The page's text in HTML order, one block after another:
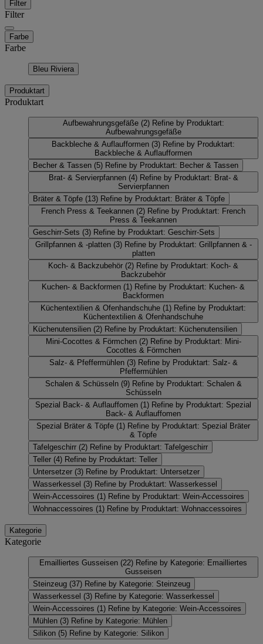
Filter
Filter
Farbe
Farbe
Bleu Riviera
Produktart
Produktart
Aufbewahrungsgefäße (2) Refine by Produktart:
Aufbewahrungsgefäße
Backbleche & Auflaufformen (3) Refine by Produktart:
Backbleche & Auflaufformen
Becher & Tassen (5) Refine by Produktart: Becher & Tassen
Brat- & Servierpfannen (4) Refine by Produktart: Brat- &
Servierpfannen
Bräter & Töpfe (13) Refine by Produktart: Bräter & Töpfe
French Press & Teekannen (2) Refine by Produktart: French
Press & Teekannen
Geschirr-Sets (3) Refine by Produktart: Geschirr-Sets
Grillpfannen & -platten (3) Refine by Produktart: Grillpfannen & -
platten
Koch- & Backzubehör (2) Refine by Produktart: Koch- &
Backzubehör
Kuchen- & Backformen (1) Refine by Produktart: Kuchen- &
Backformen
Küchentextilien & Ofenhandschuhe (1) Refine by Produktart:
Küchentextilien & Ofenhandschuhe
Küchenutensilien (2) Refine by Produktart: Küchenutensilien
Mini-Cocottes & Förmchen (2) Refine by Produktart: Mini-
Cocottes & Förmchen
Salz- & Pfeffermühlen (3) Refine by Produktart: Salz- &
Pfeffermühlen
Schalen & Schüsseln (9) Refine by Produktart: Schalen &
Schüsseln
Spezial Back- & Auflauffomen (1) Refine by Produktart: Spezial
Back- & Auflauffomen
Spezial Bräter & Töpfe (1) Refine by Produktart: Spezial Bräter
& Töpfe
Tafelgeschirr (2) Refine by Produktart: Tafelgeschirr
Teller (4) Refine by Produktart: Teller
Untersetzer (3) Refine by Produktart: Untersetzer
Wasserkessel (3) Refine by Produktart: Wasserkessel
Wein-Accessoires (1) Refine by Produktart: Wein-Accessoires
Wohnaccessoires (1) Refine by Produktart: Wohnaccessoires
Kategorie
Kategorie
Emailliertes Gusseisen (22) Refine by Kategorie: Emailliertes
Gusseisen
Steinzeug (37) Refine by Kategorie: Steinzeug
Wasserkessel (3) Refine by Kategorie: Wasserkessel
Wein-Accessoires (1) Refine by Kategorie: Wein-Accessoires
Mühlen (3) Refine by Kategorie: Mühlen
Silikon (5) Refine by Kategorie: Silikon